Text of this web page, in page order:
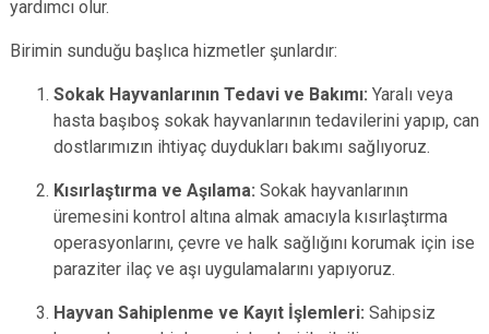
yardımcı olur.
Birimin sunduğu başlıca hizmetler şunlardır:
Sokak Hayvanlarının Tedavi ve Bakımı: Yaralı veya
hasta başıboş sokak hayvanlarının tedavilerini yapıp, can
dostlarımızın ihtiyaç duydukları bakımı sağlıyoruz.
Kısırlaştırma ve Aşılama: Sokak hayvanlarının
üremesini kontrol altına almak amacıyla kısırlaştırma
operasyonlarını, çevre ve halk sağlığını korumak için ise
paraziter ilaç ve aşı uygulamalarını yapıyoruz.
Hayvan Sahiplenme ve Kayıt İşlemleri: Sahipsiz